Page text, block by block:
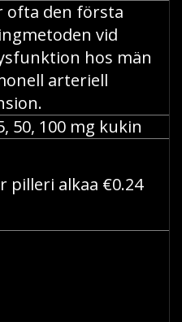
ofta den första
vid
hos män
arteriell
50, 100 mg kukin
pilleri alkaa €0.24